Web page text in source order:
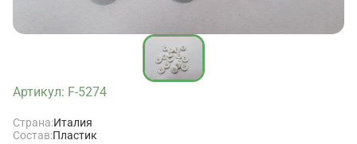
Артикул: F-5274
Страна:Италия
Состав:Пластик